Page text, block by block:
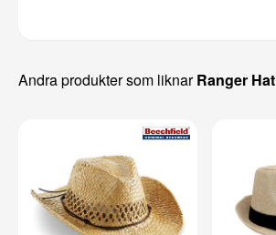
Andra produkter som liknarRanger Hat